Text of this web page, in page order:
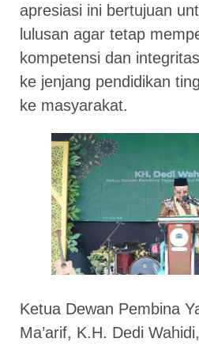
apresiasi ini bertujuan
lulusan agar tetap
kompetensi dan
ke jenjang pendidikan
ke masyarakat.
Ketua Dewan Pembina
Ma’arif, K.H. Dedi